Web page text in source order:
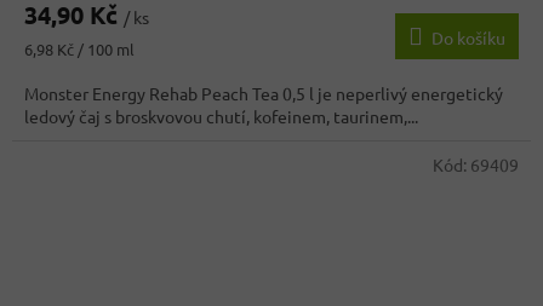
34,90 Kč / ks
Měrná
6,98 Kč / 100 ml
Do košíku
Monster Energy Rehab Peach Tea 0,5 l je neperlivý energetický
ledový čaj s broskvovou chutí, kofeinem, taurinem,...
Kód: 69409